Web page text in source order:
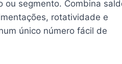
ou segmento. Combina
rotatividade e
único número fácil de